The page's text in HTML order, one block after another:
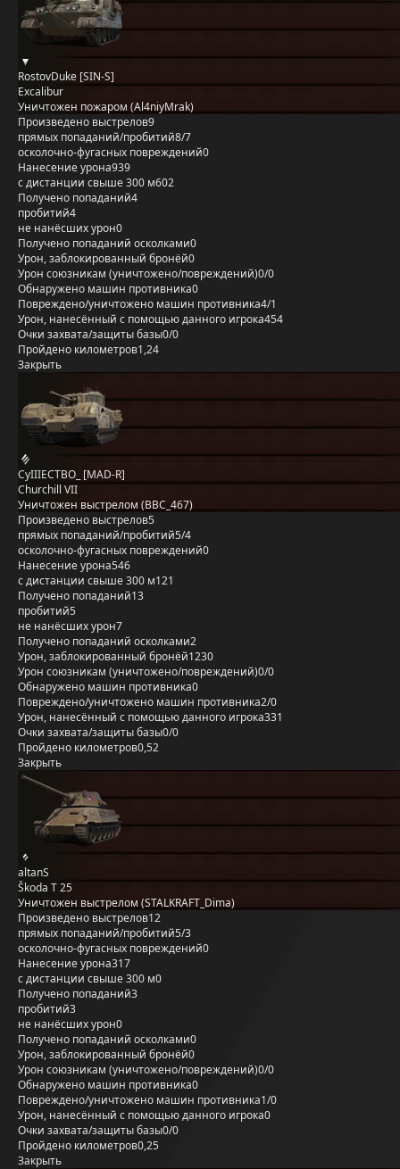
RostovDuke [SIN-S]
Excalibur
Уничтожен пожаром (Al4niyMrak)
Произведено выстрелов9
прямых попаданий/пробитий8/7
осколочно-фугасных повреждений0
Нанесение урона939
с дистанции свыше 300 м602
Получено попаданий4
пробитий4
не нанёсших урон0
Получено попаданий осколками0
Урон, заблокированный бронёй0
Урон союзникам (уничтожено/повреждений)0/0
Обнаружено машин противника0
Повреждено/уничтожено машин противника4/1
Урон, нанесённый с помощью данного игрока454
Очки захвата/защиты базы0/0
Пройдено километров1,24
Закрыть
CyIIIECTBO_ [MAD-R]
Churchill VII
Уничтожен выстрелом (BBC_467)
Произведено выстрелов5
прямых попаданий/пробитий5/4
осколочно-фугасных повреждений0
Нанесение урона546
с дистанции свыше 300 м121
Получено попаданий13
пробитий5
не нанёсших урон7
Получено попаданий осколками2
Урон, заблокированный бронёй1230
Урон союзникам (уничтожено/повреждений)0/0
Обнаружено машин противника0
Повреждено/уничтожено машин противника2/0
Урон, нанесённый с помощью данного игрока331
Очки захвата/защиты базы0/0
Пройдено километров0,52
Закрыть
altanS
Škoda T 25
Уничтожен выстрелом (STALKRAFT_Dima)
Произведено выстрелов12
прямых попаданий/пробитий5/3
осколочно-фугасных повреждений0
Нанесение урона317
с дистанции свыше 300 м0
Получено попаданий3
пробитий3
не нанёсших урон0
Получено попаданий осколками0
Урон, заблокированный бронёй0
Урон союзникам (уничтожено/повреждений)0/0
Обнаружено машин противника0
Повреждено/уничтожено машин противника1/0
Урон, нанесённый с помощью данного игрока0
Очки захвата/защиты базы0/0
Пройдено километров0,25
Закрыть